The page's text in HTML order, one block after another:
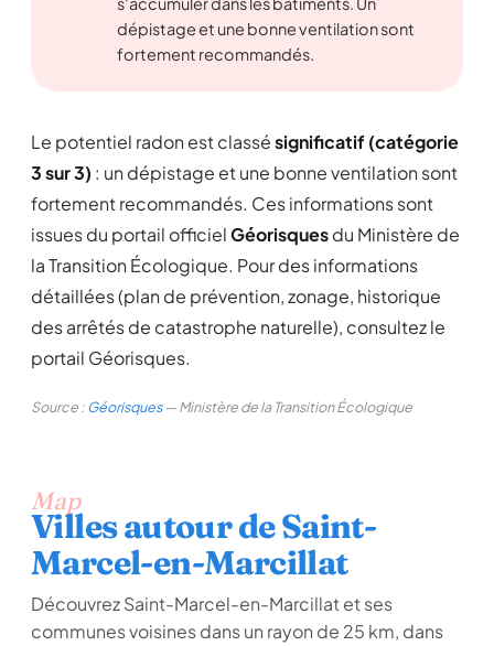
dépistage et une bonne ventilation sont
fortement recommandés.
Le potentiel radon est classésignificatif (catégorie
3 sur 3) : un dépistage et une bonne ventilation sont
fortement recommandés. Ces informations sont
issues du portail officielGéorisquesdu Ministère de
la Transition Écologique. Pour des informations
détaillées (plan de prévention, zonage, historique
des arrêtés de catastrophe naturelle), consultez le
portail Géorisques.
Source :Géorisques— Ministère de la Transition Écologique
Map
Villes autour de Saint-
Marcel-en-Marcillat
Découvrez Saint-Marcel-en-Marcillat et ses
communes voisines dans un rayon de 25 km, dans